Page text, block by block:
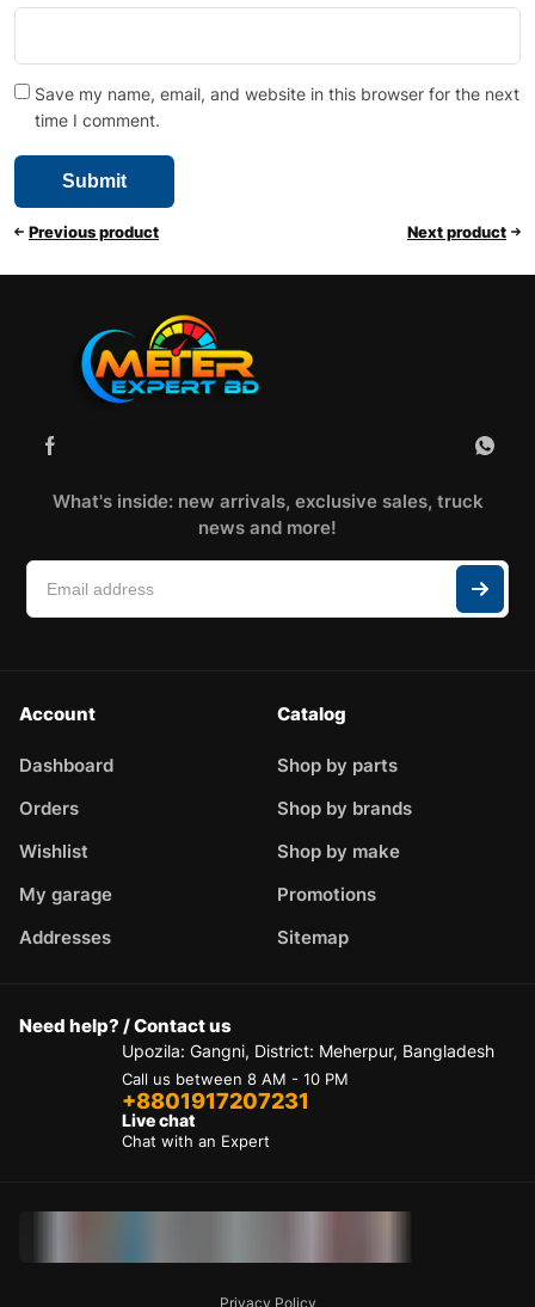
Save my name, email, and website in this browser for the next
time I comment.
Previous product Next product
What's inside: new arrivals, exclusive sales, truck
news and more!
Account
Dashboard
Orders
Wishlist
My garage
Addresses
Catalog
Shop by parts
Shop by brands
Shop by make
Promotions
Sitemap
Need help? / Contact us
Upozila: Gangni, District: Meherpur, Bangladesh
Call us between 8 AM - 10 PM
+8801917207231
Live chat
Chat with an Expert
Privacy Policy